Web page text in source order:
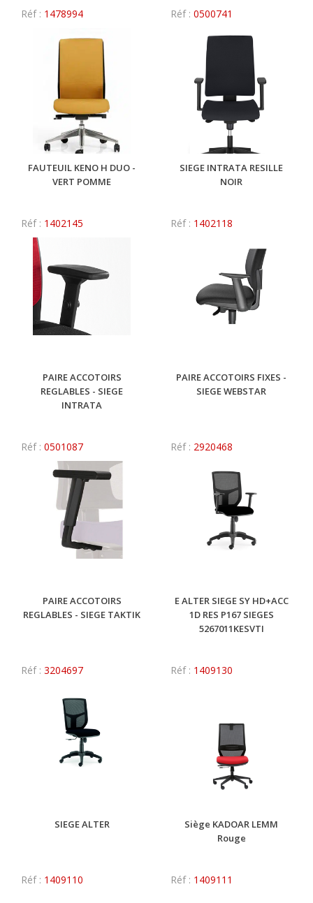
Réf : 1478994
FAUTEUIL KENO H DUO -
VERT POMME
Réf : 0500741
SIEGE INTRATA RESILLE
NOIR
Réf : 1402145
PAIRE ACCOTOIRS
REGLABLES - SIEGE
INTRATA
Réf : 1402118
PAIRE ACCOTOIRS FIXES -
SIEGE WEBSTAR
Réf : 0501087
PAIRE ACCOTOIRS
REGLABLES - SIEGE TAKTIK
Réf : 2920468
E ALTER SIEGE SY HD+ACC
1D RES P167 SIEGES
5267011KESVTI
Réf : 3204697
SIEGE ALTER
Réf : 1409130
Siège KADOAR LEMM
Rouge
Réf : 1409110 Réf : 1409111